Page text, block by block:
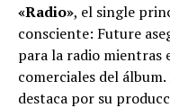
«Radio», el single
consciente: Future
para la radio mientras
comerciales del álbum.
destaca por su